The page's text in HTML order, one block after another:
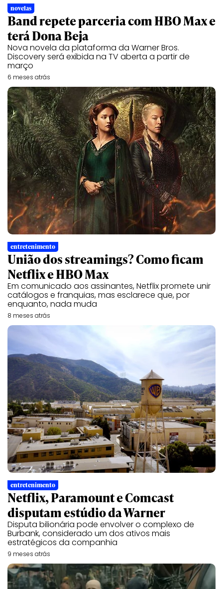
novelas
Band repete parceria com HBO Max e
terá Dona Beja
Nova novela da plataforma da Warner Bros.
Discovery será exibida na TV aberta a partir de
março
6 meses atrás
entretenimento
União dos streamings? Como ficam
Netflix e HBO Max
Em comunicado aos assinantes, Netflix promete unir
catálogos e franquias, mas esclarece que, por
enquanto, nada muda
8 meses atrás
entretenimento
Netflix, Paramount e Comcast
disputam estúdio da Warner
Disputa bilionária pode envolver o complexo de
Burbank, considerado um dos ativos mais
estratégicos da companhia
9 meses atrás